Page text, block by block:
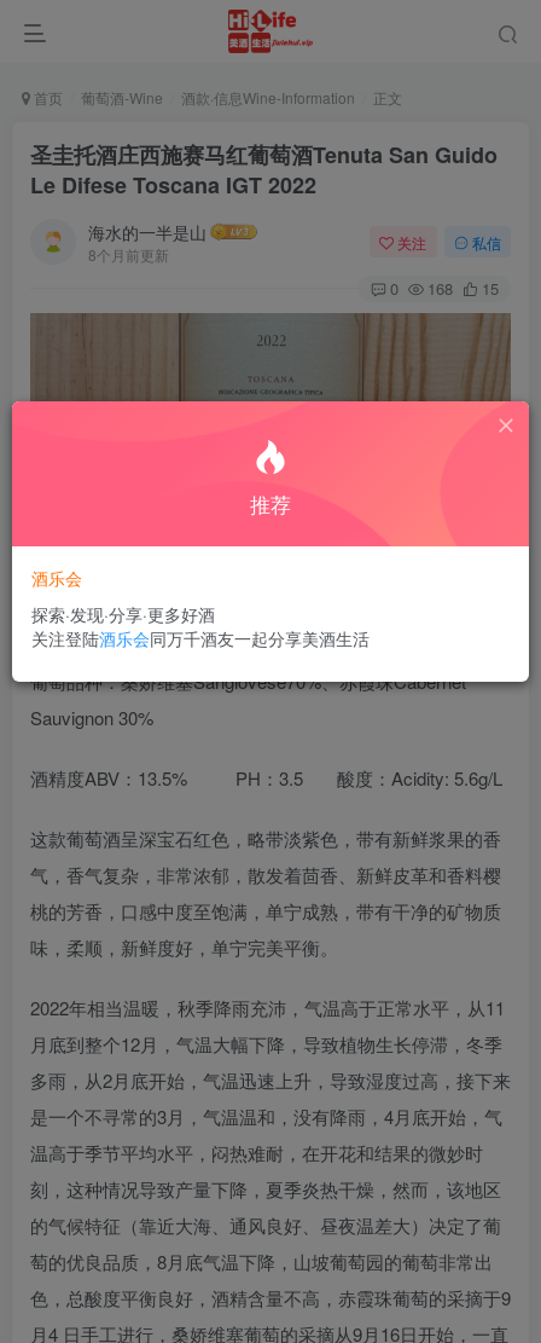
首页 葡萄酒-Wine 酒款·信息Wine-Information 正文
圣圭托酒庄西施赛马红葡萄酒Tenuta San Guido
Le Difese Toscana IGT 2022
海水的一半是山
8个月前更新
关注 私信
0 168 15
葡萄品种：桑娇维塞Sangiovese70%、赤霞珠Cabernet
Sauvignon 30%
酒精度ABV：13.5% PH：3.5 酸度：Acidity: 5.6g/L
这款葡萄酒呈深宝石红色，略带淡紫色，带有新鲜浆果的香
气，香气复杂，非常浓郁，散发着茴香、新鲜皮革和香料樱
桃的芳香，口感中度至饱满，单宁成熟，带有干净的矿物质
味，柔顺，新鲜度好，单宁完美平衡。
2022年相当温暖，秋季降雨充沛，气温高于正常水平，从11
月底到整个12月，气温大幅下降，导致植物生长停滞，冬季
多雨，从2月底开始，气温迅速上升，导致湿度过高，接下来
是一个不寻常的3月，气温温和，没有降雨，4月底开始，气
温高于季节平均水平，闷热难耐，在开花和结果的微妙时
刻，这种情况导致产量下降，夏季炎热干燥，然而，该地区
的气候特征（靠近大海、通风良好、昼夜温差大）决定了葡
萄的优良品质，8月底气温下降，山坡葡萄园的葡萄非常出
色，总酸度平衡良好，酒精含量不高，赤霞珠葡萄的采摘于9
月4 日手工进行，桑娇维塞葡萄的采摘从9月16日开始，一直
推荐
酒乐会
探索·发现·分享·更多好酒
关注登陆酒乐会同万千酒友一起分享美酒生活